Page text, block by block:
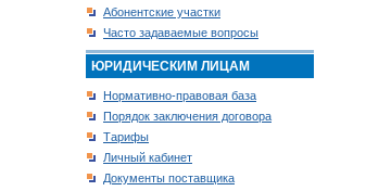
Абонентские участки
Часто задаваемые вопросы
ЮРИДИЧЕСКИМ ЛИЦАМ
Нормативно-правовая база
Порядок заключения договора
Тарифы
Личный кабинет
Документы поставщика